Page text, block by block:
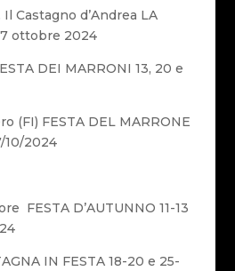
Castagno d’Andrea LA
ottobre 2024
DEI MARRONI 13, 20 e
(FI) FESTA DEL MARRONE
10/2024
FESTA D’AUTUNNO 11-13
IN FESTA 18-20 e 25-